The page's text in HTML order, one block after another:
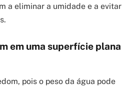
a eliminar a umidade e a evitar
em uma superfície plana
pois o peso da água pode